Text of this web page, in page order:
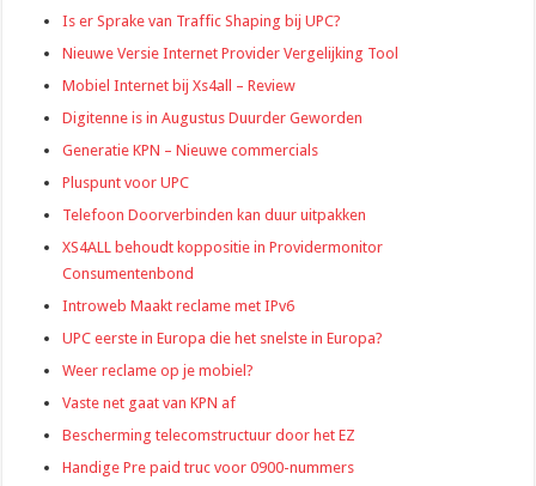
Is er Sprake van Traffic Shaping bij UPC?
Nieuwe Versie Internet Provider Vergelijking Tool
Mobiel Internet bij Xs4all – Review
Digitenne is in Augustus Duurder Geworden
Generatie KPN – Nieuwe commercials
Pluspunt voor UPC
Telefoon Doorverbinden kan duur uitpakken
XS4ALL behoudt koppositie in Providermonitor
Consumentenbond
Introweb Maakt reclame met IPv6
UPC eerste in Europa die het snelste in Europa?
Weer reclame op je mobiel?
Vaste net gaat van KPN af
Bescherming telecomstructuur door het EZ
Handige Pre paid truc voor 0900-nummers